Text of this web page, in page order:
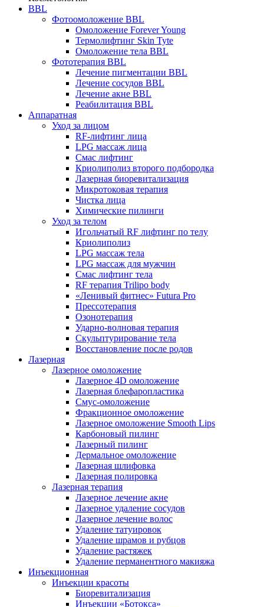
BBL
Фотоомоложение BBL
Омоложение Forever Young
Термолифтинг Skin Tyte
Омоложение тела BBL
Фототерапия BBL
Лечение пигментации BBL
Лечение сосудов BBL
Лечение акне BBL
Реабилитация BBL
Аппаратная
Уход за лицом
RF-лифтинг лица
LPG массаж лица
Смас лифтинг
Криолиполиз второго подбородка
Лазерная биоревитализация
Микротоковая терапия
Чистка лица
Химические пилинги
Уход за телом
Игольчатый RF лифтинг по телу
Криолиполиз
LPG массаж тела
LPG массаж для мужчин
Смас лифтинг тела
RF терапия Trilipo body
«Ленивый фитнес» Futura Pro
Прессотерапия
Озонотерапия
Ударно-волновая терапия
Скульптурирование тела
Восстановление после родов
Лазерная
Лазерное омоложение
Лазерное 4D омоложение
Лазерная блефаропластика
Смус-омоложение
Фракционное омоложение
Лазерное омоложение Smooth Lips
Карбоновый пилинг
Лазерный пилинг
Дермальное омоложение
Лазерная шлифовка
Лазерная полировка
Лазерная терапия
Лазерное лечение акне
Лазерное удаление сосудов
Лазерное лечение волос
Удаление татуировок
Удаление шрамов и рубцов
Удаление растяжек
Удаление перманентного макияжа
Инъекционная
Инъекции красоты
Биоревитализация
Инъекции «Ботокса»